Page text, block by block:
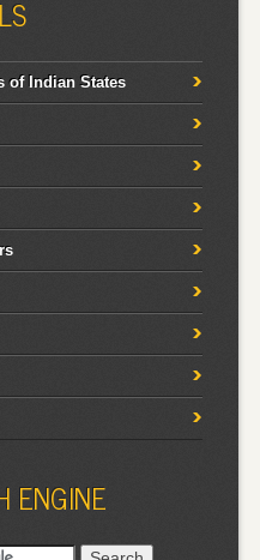
of Indian States
ENGINE